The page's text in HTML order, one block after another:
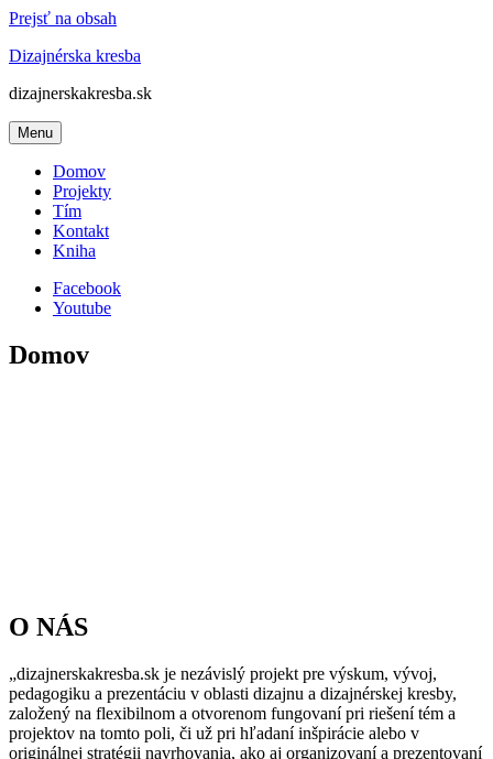
Prejsť na obsah
Dizajnérska kresba
dizajnerskakresba.sk
Menu
Domov
Projekty
Tím
Kontakt
Kniha
Facebook
Youtube
Domov
O NÁS
„dizajnerskakresba.sk je nezávislý projekt pre výskum, vývoj,
pedagogiku a prezentáciu v oblasti dizajnu a dizajnérskej kresby,
založený na flexibilnom a otvorenom fungovaní pri riešení tém a
projektov na tomto poli, či už pri hľadaní inšpirácie alebo v
originálnej stratégii navrhovania, ako aj organizovaní a prezentovaní